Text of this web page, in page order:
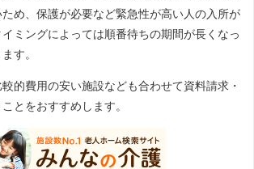
め、保護が必要など緊急性が高い人の入所が
ミングによっては順番待ちの期間が長くなっ
す。
的費用の安い施設なども合わせて資料請求・
とをおすすめします。